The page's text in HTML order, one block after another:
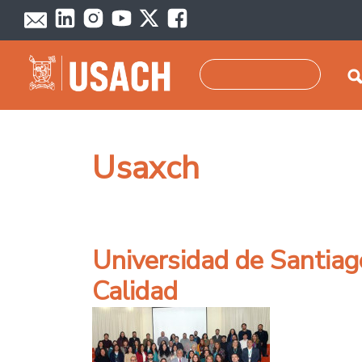
Pasar al contenido principal
Usaxch
Universidad de
Calidad